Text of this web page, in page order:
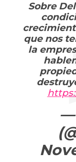
Sobre
que nos
la
—